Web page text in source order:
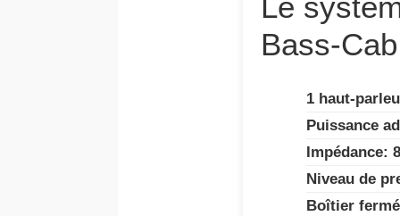
Bass-
1 haut-
Puissance
Impédance:
Niveau de
Boîtier